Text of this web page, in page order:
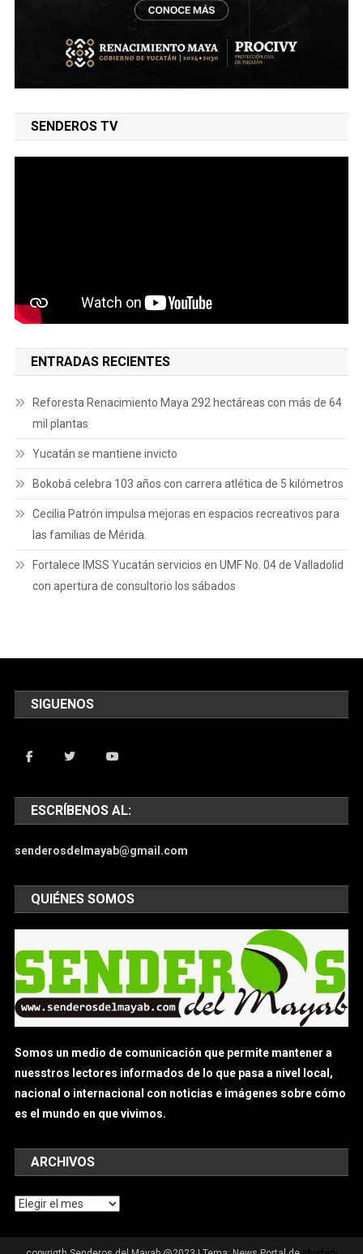
SENDEROS TV
ENTRADAS RECIENTES
Reforesta Renacimiento Maya 292 hectáreas con más de 64
mil plantas
Yucatán se mantiene invicto
Bokobá celebra 103 años con carrera atlética de 5 kilómetros
Cecilia Patrón impulsa mejoras en espacios recreativos para
las familias de Mérida.
Fortalece IMSS Yucatán servicios en UMF No. 04 de Valladolid
con apertura de consultorio los sábados
SIGUENOS
ESCRÍBENOS AL:
senderosdelmayab@gmail.com
QUIÉNES SOMOS
Somos un medio de comunicación que permite mantener a
nuesstros lectores informados de lo que pasa a nivel local,
nacional o internacional con noticias e imágenes sobre cómo
es el mundo en que vivimos.
ARCHIVOS
Archivos